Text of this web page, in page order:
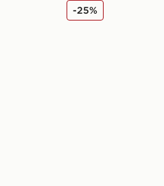
-25%